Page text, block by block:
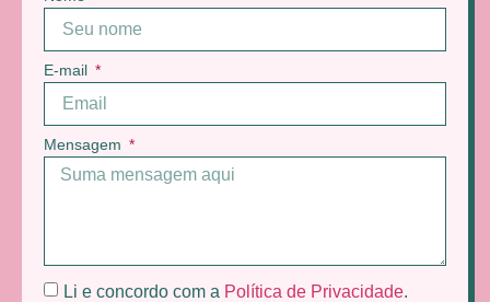
E-mail
Mensagem
Li e concordo com a Política de Privacidade